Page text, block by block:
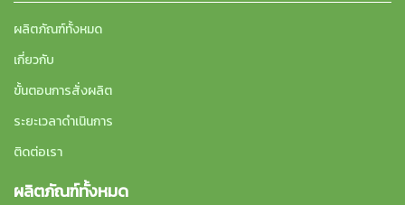
ผลิตภัณฑ์ทั้งหมด
เกี่ยวกับ
ขั้นตอนการสั่งผลิต
ระยะเวลาดำเนินการ
ติดต่อเรา
ผลิตภัณฑ์ทั้งหมด